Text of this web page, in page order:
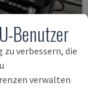
Benutzer
verbessern, die
verwalten